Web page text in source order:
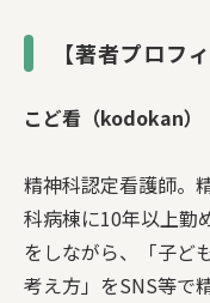
【著者プロフ
こど看（kodokan）
精神科認定看護師。
科病棟に10年以上勤
をしながら、「子ど
考え方」をSNS等で